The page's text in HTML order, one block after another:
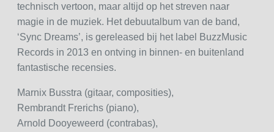
technisch vertoon, maar altijd op het streven naar
magie in de muziek. Het debuutalbum van de band,
‘Sync Dreams’, is gereleased bij het label BuzzMusic
Records in 2013 en ontving in binnen- en buitenland
fantastische recensies.
Marnix Busstra (gitaar, composities),
Rembrandt Frerichs (piano),
Arnold Dooyeweerd (contrabas),